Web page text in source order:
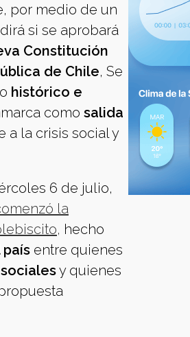
por medio de un
si se aprobará
Constitución
de Chile, Se
histórico e
como salida
a la crisis social y
6 de julio,
la
hecho
entre quienes
y quienes